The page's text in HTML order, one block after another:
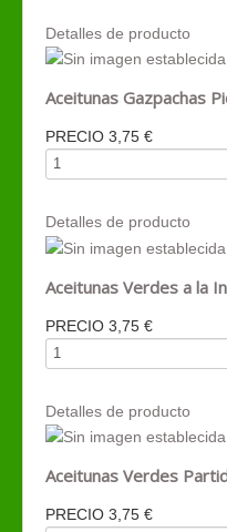
Detalles de producto
Aceitunas Gazpachas
PRECIO 3,75 €
Detalles de producto
Aceitunas Verdes a la
PRECIO 3,75 €
Detalles de producto
Aceitunas Verdes
PRECIO 3,75 €